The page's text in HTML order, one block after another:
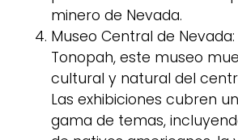
minero de Nevada.
Museo Central de
Tonopah, este museo
cultural y natural del
Las exhibiciones cubren
gama de temas,